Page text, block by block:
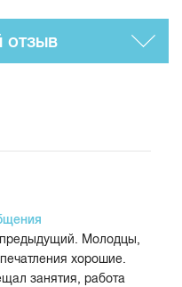
отзыв
Молодцы,
хорошие.
занятия, работа